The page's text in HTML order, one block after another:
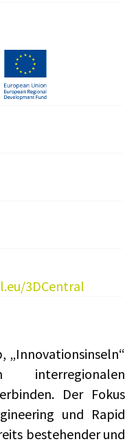
3DCentral
„Innovationsinseln“
Der Fokus
und Rapid
bestehender und